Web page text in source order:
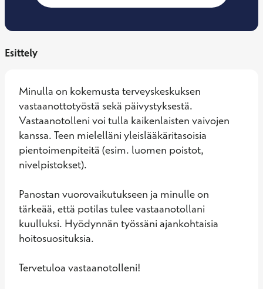
Esittely
Minulla on kokemusta terveyskeskuksen
vastaanottotyöstä sekä päivystyksestä.
Vastaanotolleni voi tulla kaikenlaisten vaivojen
kanssa. Teen mielelläni yleislääkäritasoisia
pientoimenpiteitä (esim. luomen poistot,
nivelpistokset).
Panostan vuorovaikutukseen ja minulle on
tärkeää, että potilas tulee vastaanotollani
kuulluksi. Hyödynnän työssäni ajankohtaisia
hoitosuosituksia.
Tervetuloa vastaanotolleni!